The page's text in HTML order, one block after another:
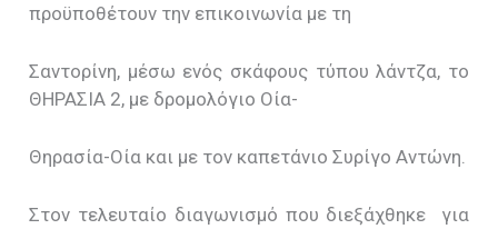
προϋποθέτουν την επικοινωνία με τη
Σαντορίνη, μέσω ενός σκάφους τύπου λάντζα, το
ΘΗΡΑΣΙΑ 2, με δρομολόγιο Οία-
Θηρασία-Οία και με τον καπετάνιο Συρίγο Αντώνη.
Στον τελευταίο διαγωνισμό που διεξάχθηκε για